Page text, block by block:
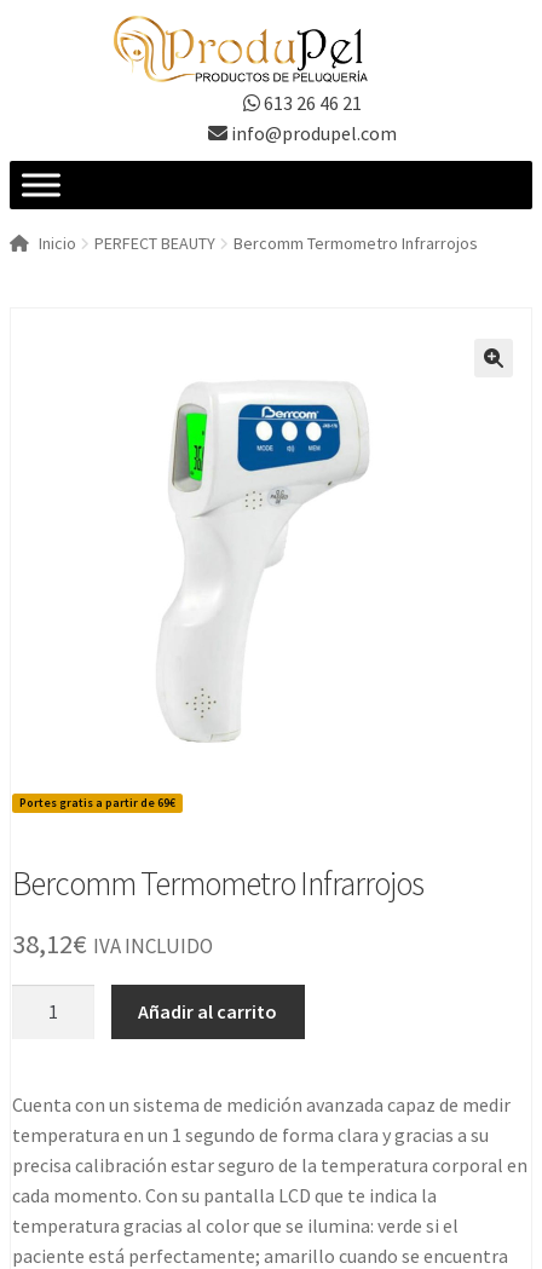
613 26 46 21
info@produpel.com
Inicio PERFECT BEAUTY Bercomm Termometro Infrarrojos
Portes gratis a partir de 69€
Bercomm Termometro Infrarrojos
38,12€ IVA INCLUIDO
Añadir al carrito
Cuenta con un sistema de medición avanzada capaz de medir
temperatura en un 1 segundo de forma clara y gracias a su
precisa calibración estar seguro de la temperatura corporal en
cada momento. Con su pantalla LCD que te indica la
temperatura gracias al color que se ilumina: verde si el
paciente está perfectamente; amarillo cuando se encuentra